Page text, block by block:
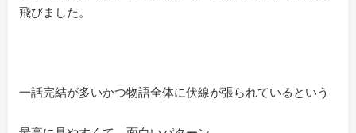
飛びました。
一話完結が多いかつ物語全体に伏線が張られているという